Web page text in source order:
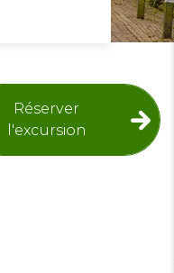
Réserver
l'excursion